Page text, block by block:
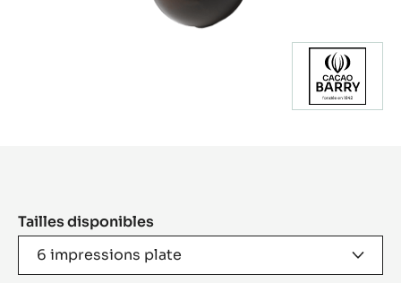
Tailles disponibles
6 impressions plate